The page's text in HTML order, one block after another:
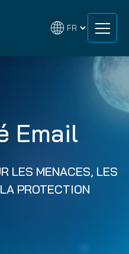
Email
LES MENACES, LES
PROTECTION